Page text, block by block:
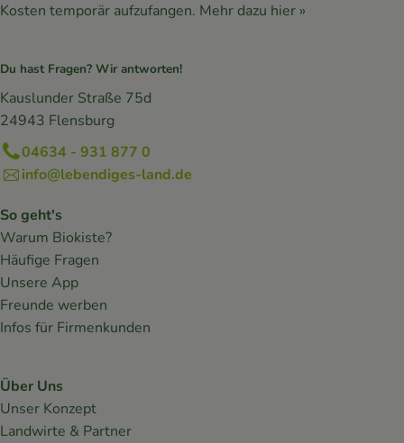
Kosten temporär aufzufangen. Mehr dazu hier »
Du hast Fragen? Wir antworten!
Kauslunder Straße 75d
24943 Flensburg
04634 - 931 877 0
info@lebendiges-land.de
So geht's
Warum Biokiste?
Häufige Fragen
Unsere App
Freunde werben
Infos für Firmenkunden
Über Uns
Unser Konzept
Landwirte & Partner